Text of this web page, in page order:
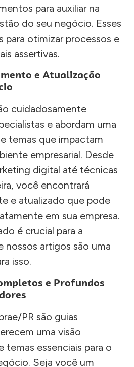
para auxiliar na
do seu negócio. Esses
para otimizar processos e
assertivas.
e Atualização
cuidadosamente
e abordam uma
temas que impactam
empresarial. Desde
digital até técnicas
você encontrará
e atualizado que pode
em sua empresa.
é crucial para a
artigos são uma
isso.
e Profundos
PR são guias
uma visão
temas essenciais para o
Seja você um